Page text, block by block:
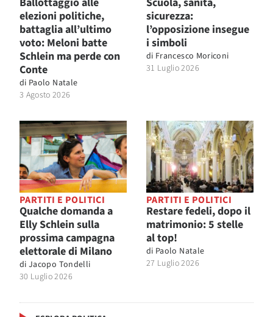
elezioni politiche,
battaglia all’ultimo
voto: Meloni batte
Schlein ma perde con
Conte
di Paolo Natale
3 Agosto 2026
sicurezza:
l’opposizione insegue
i simboli
di Francesco Moriconi
31 Luglio 2026
PARTITI E POLITICI
Qualche domanda a
Elly Schlein sulla
prossima campagna
elettorale di Milano
di Jacopo Tondelli
30 Luglio 2026
PARTITI E POLITICI
Restare fedeli, dopo il
matrimonio: 5 stelle
al top!
di Paolo Natale
27 Luglio 2026